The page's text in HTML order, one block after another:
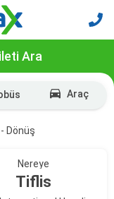
Ara
Araç
Dönüş
Nereye
Tiflis